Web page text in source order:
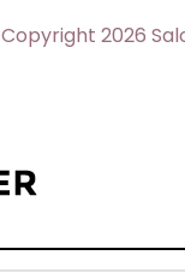
Copyright 2026